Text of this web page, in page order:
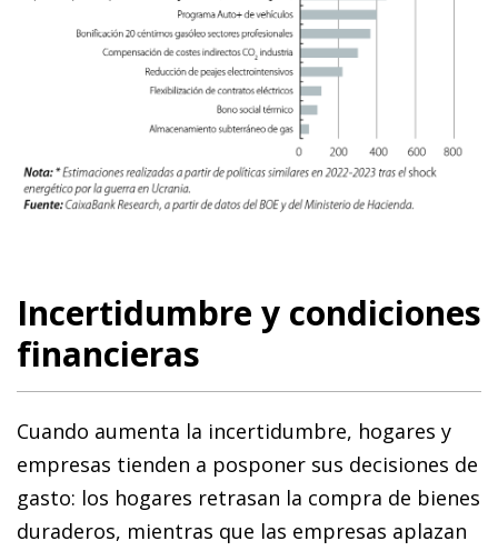
Incertidumbre y condiciones
financieras
Cuando aumenta la incertidumbre, hogares y
empresas tienden a posponer sus decisiones de
gasto: los hogares retrasan la compra de bienes
duraderos, mientras que las empresas aplazan